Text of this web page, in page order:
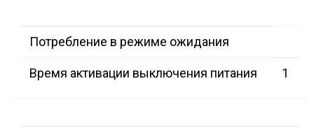
Потребление в режиме ожидания
Время активации выключения питания 1